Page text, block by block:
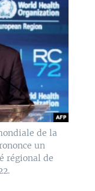
de la
un
régional de